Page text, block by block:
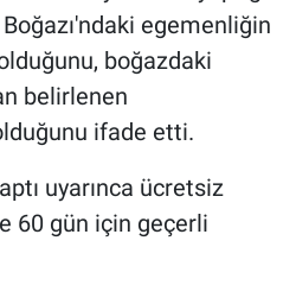
egemenliğin
boğazdaki
belirlenen
ifade etti.
uyarınca ücretsiz
60 gün için geçerli